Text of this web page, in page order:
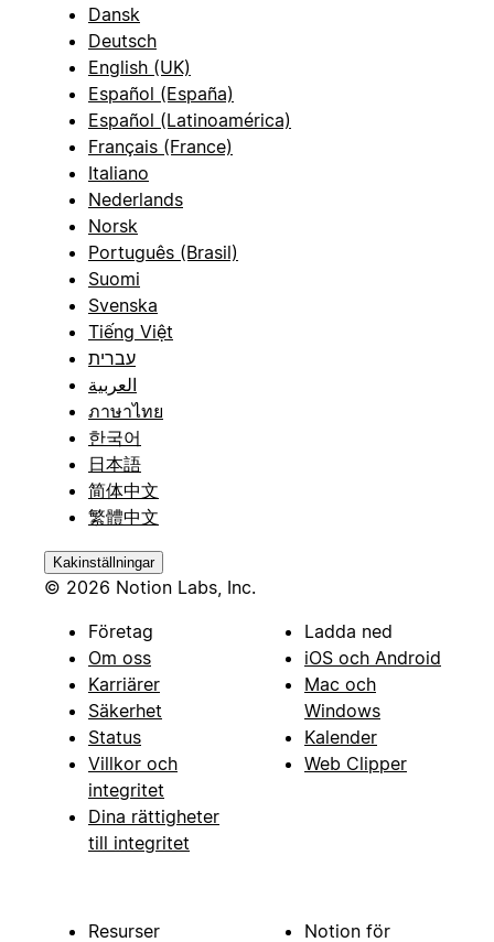
Dansk
Deutsch
English (UK)
Español (España)
Español (Latinoamérica)
Français (France)
Italiano
Nederlands
Norsk
Português (Brasil)
Suomi
Svenska
Tiếng Việt
עברית
العربية
ภาษาไทย
한국어
日本語
简体中文
繁體中文
Kakinställningar
© 2026 Notion Labs, Inc.
Företag
Om oss
Karriärer
Säkerhet
Status
Villkor och
integritet
Dina rättigheter
till integritet
Ladda ned
iOS och Android
Mac och
Windows
Kalender
Web Clipper
Resurser Notion för